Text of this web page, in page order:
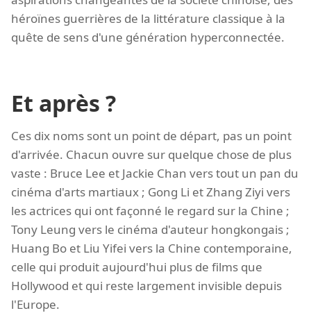
héroïnes guerrières de la littérature classique à la
quête de sens d'une génération hyperconnectée.
Et après ?
Ces dix noms sont un point de départ, pas un point
d'arrivée. Chacun ouvre sur quelque chose de plus
vaste : Bruce Lee et Jackie Chan vers tout un pan du
cinéma d'arts martiaux ; Gong Li et Zhang Ziyi vers
les actrices qui ont façonné le regard sur la Chine ;
Tony Leung vers le cinéma d'auteur hongkongais ;
Huang Bo et Liu Yifei vers la Chine contemporaine,
celle qui produit aujourd'hui plus de films que
Hollywood et qui reste largement invisible depuis
l'Europe.